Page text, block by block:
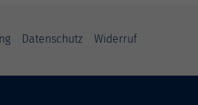
Datenschutz Widerruf